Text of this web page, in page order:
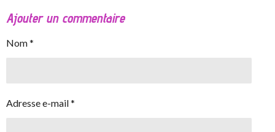
Ajouter un commentaire
Nom *
Adresse e-mail *